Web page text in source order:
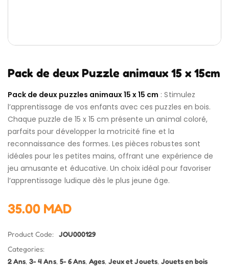
Pack de deux Puzzle animaux 15 x 15cm
Pack de deux puzzles animaux 15 x 15 cm : Stimulez
l’apprentissage de vos enfants avec ces puzzles en bois.
Chaque puzzle de 15 x 15 cm présente un animal coloré,
parfaits pour développer la motricité fine et la
reconnaissance des formes. Les pièces robustes sont
idéales pour les petites mains, offrant une expérience de
jeu amusante et éducative. Un choix idéal pour favoriser
l’apprentissage ludique dès le plus jeune âge.
35.00 MAD
Product Code: JOU000129
Categories:
2 Ans,3- 4 Ans, 5- 6 Ans, Ages,Jeux et Jouets, Jouets en bois